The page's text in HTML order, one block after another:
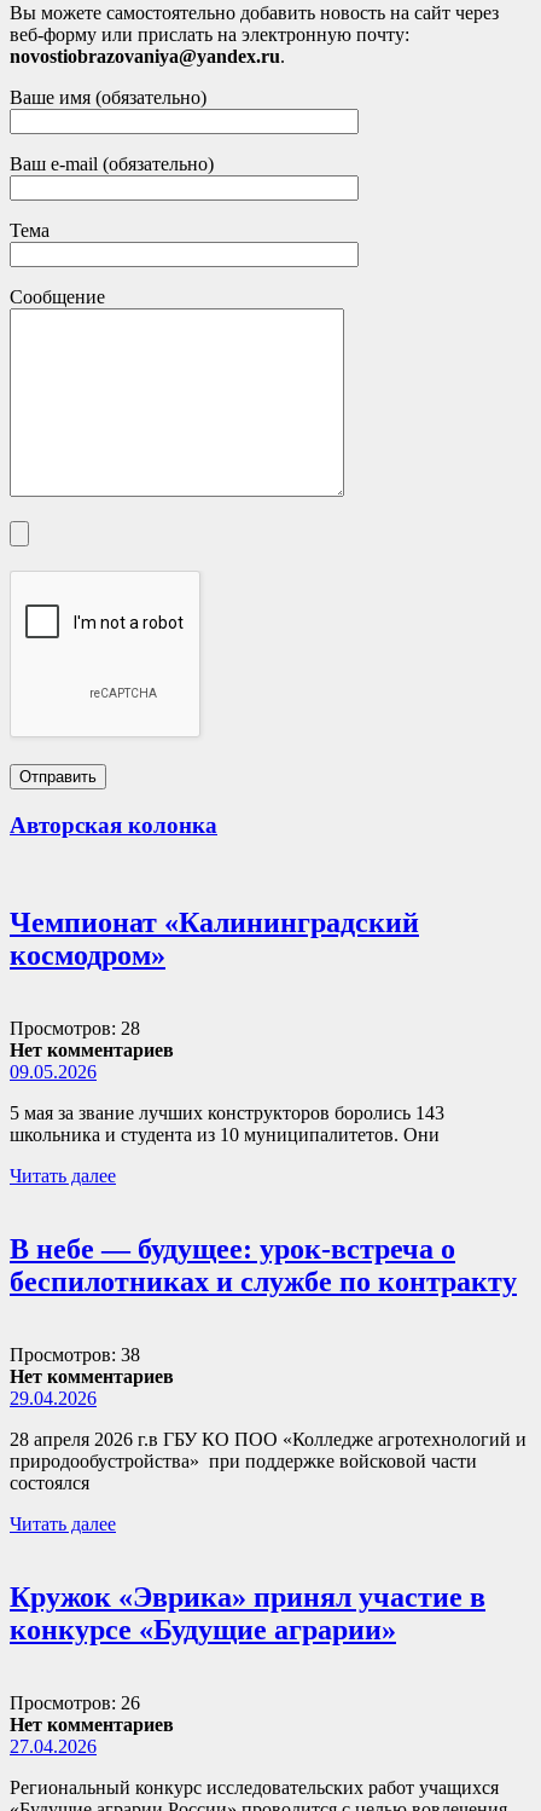
Вы можете самостоятельно добавить новость на сайт через
веб-форму или прислать на электронную почту:
novostiobrazovaniya@yandex.ru.
Ваше имя (обязательно)
Ваш e-mail (обязательно)
Тема
Сообщение
Авторская колонка
Чемпионат «Калининградский
космодром»
Просмотров: 28
Нет комментариев
09.05.2026
5 мая за звание лучших конструкторов боролись 143
школьника и студента из 10 муниципалитетов. Они
Читать далее
В небе — будущее: урок-встреча о
беспилотниках и службе по контракту
Просмотров: 38
Нет комментариев
29.04.2026
28 апреля 2026 г.в ГБУ КО ПОО «Колледже агротехнологий и
природообустройства» при поддержке войсковой части
состоялся
Читать далее
Кружок «Эврика» принял участие в
конкурсе «Будущие аграрии»
Просмотров: 26
Нет комментариев
27.04.2026
Региональный конкурс исследовательских работ учащихся